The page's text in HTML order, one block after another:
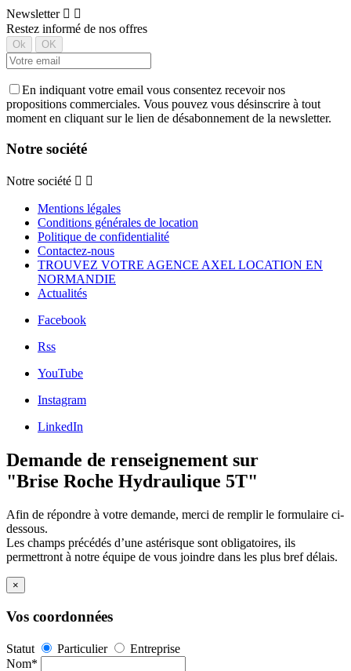
Newsletter  
Restez informé de nos offres
En indiquant votre email vous consentez recevoir nos
propositions commerciales. Vous pouvez vous désinscrire à tout
moment en cliquant sur le lien de désabonnement de la newsletter.
Notre société
Notre société  
Mentions légales
Conditions générales de location
Politique de confidentialité
Contactez-nous
TROUVEZ VOTRE AGENCE AXEL LOCATION EN
NORMANDIE
Actualités
Facebook
Rss
YouTube
Instagram
LinkedIn
Demande de renseignement sur
"Brise Roche Hydraulique 5T"
Afin de répondre à votre demande, merci de remplir le formulaire ci-
dessous.
Les champs précédés d’une astérisque sont obligatoires, ils
permettront à notre équipe de vous joindre dans les plus bref délais.
×
Vos coordonnées
Statut Particulier
Entreprise
Nom*